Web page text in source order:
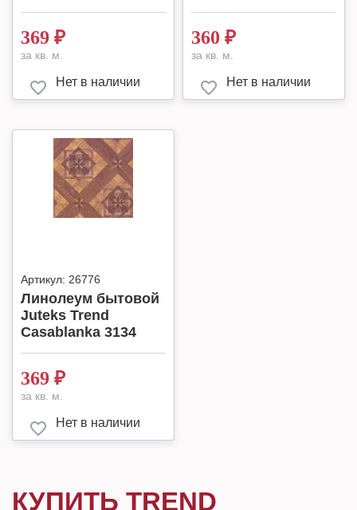
369 ₽
за кв. м.
Нет в наличии
360 ₽
за кв. м.
Нет в наличии
Артикул: 26776
Линолеум бытовой
Juteks Trend
Casablanka 3134
369 ₽
за кв. м.
Нет в наличии
КУПИТЬ TREND